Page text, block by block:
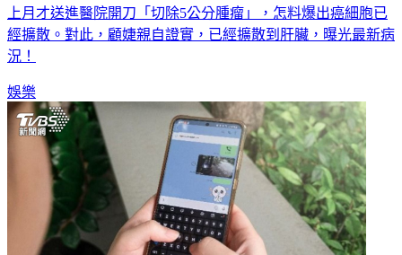
上月才送進醫院開刀「切除5公分腫瘤」，怎料爆出癌細胞已
經擴散。對此，顧婕親自證實，已經擴散到肝臟，曝光最新病
況！
娛樂